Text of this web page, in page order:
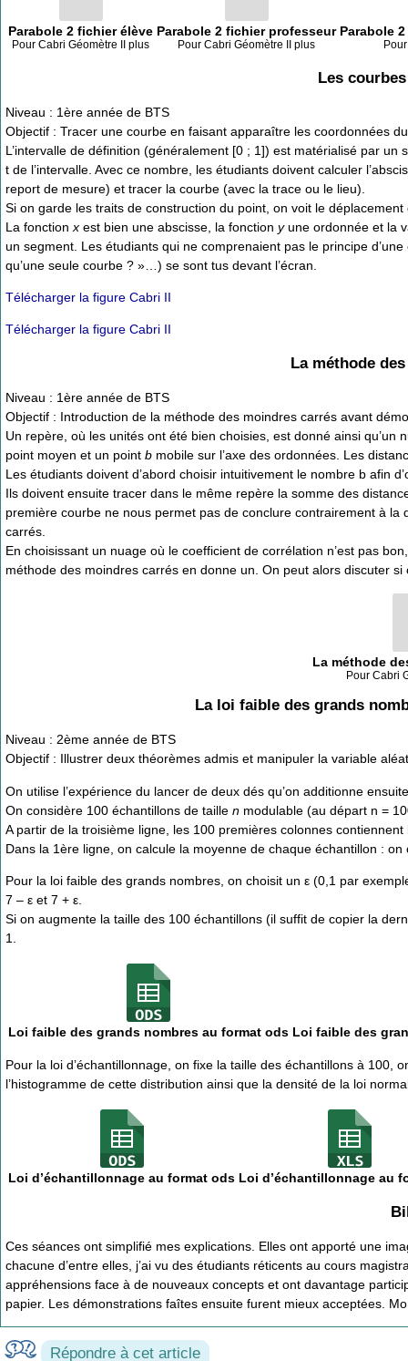
Parabole 2 fichier élève
Pour Cabri Géomètre II plus
Parabole 2 fichier professeur
Pour Cabri Géomètre II plus
Parabole
Les
Niveau : 1ère année de BTS
Objectif : Tracer une courbe en faisant apparaître les coordonnées
L’intervalle de définition (généralement [0 ; 1]) est matérialisé par
t de l’intervalle. Avec ce nombre, les étudiants doivent calculer
report de mesure) et tracer la courbe (avec la trace ou le lieu).
Si on garde les traits de construction du point, on voit le
La fonction x est bien une abscisse, la fonction yune ordonnée et la
un segment. Les étudiants qui ne comprenaient pas le principe
qu’une seule courbe ? »…) se sont tus devant l’écran.
Télécharger la figure Cabri II
Télécharger la figure Cabri II
La méthode
Niveau : 1ère année de BTS
Objectif : Introduction de la méthode des moindres carrés avant
Un repère, où les unités ont été bien choisies, est donné ainsi
point moyen et un point b mobile sur l’axe des ordonnées. Les
Les étudiants doivent d’abord choisir intuitivement le nombre b afin
Ils doivent ensuite tracer dans le même repère la somme des
première courbe ne nous permet pas de conclure contrairement à
carrés.
En choisissant un nuage où le coefficient de corrélation n’est pas
méthode des moindres carrés en donne un. On peut alors discuter
La méthode
Pour Cabri
La loi faible des grands
Niveau : 2ème année de BTS
Objectif : Illustrer deux théorèmes admis et manipuler la variable
On utilise l’expérience du lancer de deux dés qu’on additionne
On considère 100 échantillons de taille n modulable (au départ n =
A partir de la troisième ligne, les 100 premières colonnes
Dans la 1ère ligne, on calcule la moyenne de chaque échantillon :
Pour la loi faible des grands nombres, on choisit un ε (0,1 par
7 – ε et 7 + ε.
Si on augmente la taille des 100 échantillons (il suffit de copier la
1.
Loi faible des grands nombres au format ods Loi faible des
Pour la loi d’échantillonnage, on fixe la taille des échantillons à 100,
l’histogramme de cette distribution ainsi que la densité de la loi
Loi d’échantillonnage au format ods Loi d’échantillonnage au
Ces séances ont simplifié mes explications. Elles ont apporté une
chacune d’entre elles, j’ai vu des étudiants réticents au cours
appréhensions face à de nouveaux concepts et ont davantage
papier. Les démonstrations faîtes ensuite furent mieux acceptées.
Répondre à cet article